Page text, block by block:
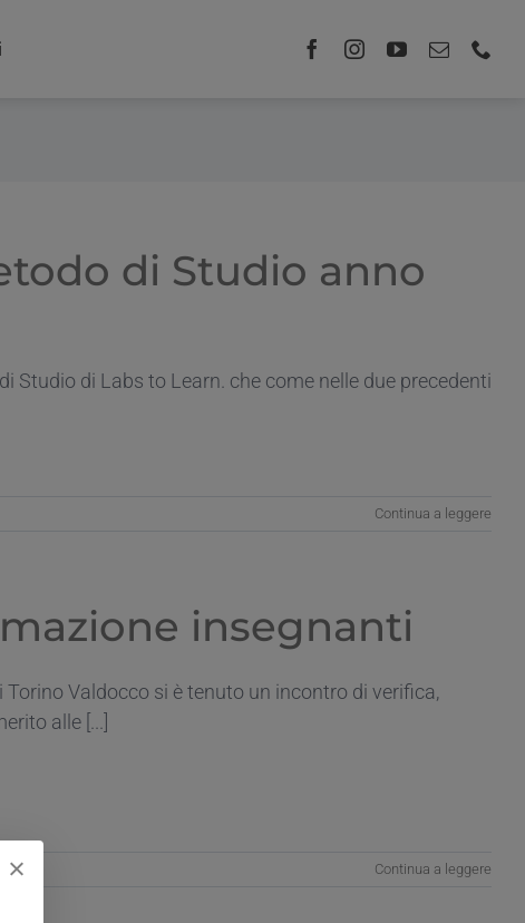
di Studio anno
Studio di Labs to Learn. che come nelle due precedenti
Continua a leggere
insegnanti
Valdocco si è tenuto un incontro di verifica,
alle [...]
Continua a leggere